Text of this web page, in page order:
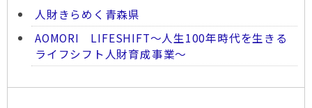
人財きらめく青森県
AOMORI LIFESHIFT～人生100年時代を生きる
ライフシフト人財育成事業～